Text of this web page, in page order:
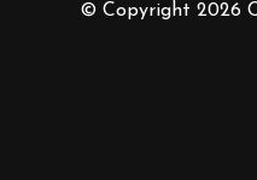
© Copyright 2026